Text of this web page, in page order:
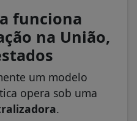
funciona
na União,
um modelo
opera sob uma
.